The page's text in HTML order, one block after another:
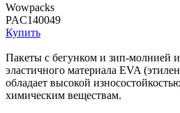
Wowpacks
PAC140049
Купить
Пакеты с бегунком и зип-молнией
эластичного материала EVA
обладает высокой
химическим веществам.